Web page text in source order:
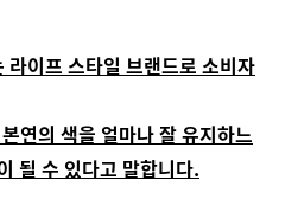
라이프 스타일 브랜드로 소비자
연의 색을 얼마나 잘 유지하느
될 수 있다고 말합니다.